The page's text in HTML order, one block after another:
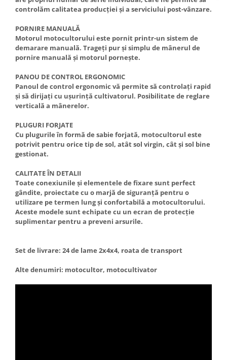
controlăm calitatea producției și a serviciului post-vânzare.
PORNIRE MANUALĂ
Motorul motocultorului este pornit printr-un sistem de
demarare manuală. Trageți pur și simplu de mânerul de
pornire manuală și motorul pornește.
PANOU DE CONTROL ERGONOMIC
Panoul de control ergonomic vă permite să controlați rapid
și să dirijați cu ușurință cultivatorul. Posibilitate de reglare
verticală a mânerelor.
PLUGURI FORJATE
Cu plugurile în formă de sabie forjată, motocultorul este
potrivit pentru orice tip de sol, atât sol virgin, cât și sol bine
gestionat.
CALITATE ÎN DETALII
Toate conexiunile și elementele de fixare sunt perfect
gândite, proiectate cu o marjă de siguranță pentru o
utilizare pe termen lung și confortabilă a motocultorului.
Aceste modele sunt echipate cu un ecran de protecție
suplimentar pentru a preveni arsurile.
Set de livrare: 24 de lame 2x4x4, roata de transport
Alte denumiri: motocultor, motocultivator